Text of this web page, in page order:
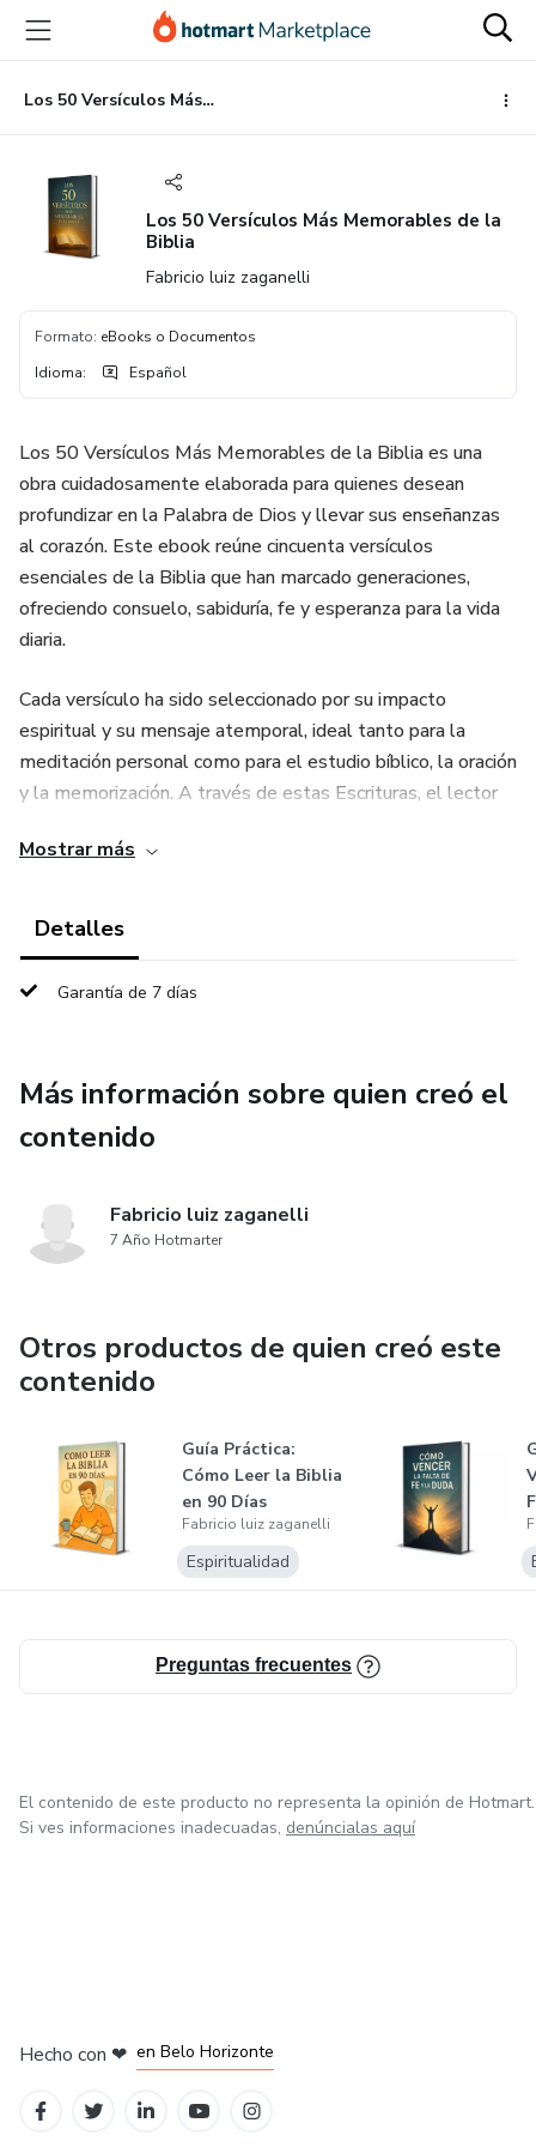
principal
página
de
página
Los 50 Versículos Más Memorables de la Biblia
Los 50 Versículos Más Memorables de la
Biblia
Fabricio luiz zaganelli
Formato: eBooks o Documentos
Idioma: Español
Los 50 Versículos Más Memorables de la Biblia es una
obra cuidadosamente elaborada para quienes desean
profundizar en la Palabra de Dios y llevar sus enseñanzas
al corazón. Este ebook reúne cincuenta versículos
esenciales de la Biblia que han marcado generaciones,
ofreciendo consuelo, sabiduría, fe y esperanza para la vida
diaria.
Cada versículo ha sido seleccionado por su impacto
espiritual y su mensaje atemporal, ideal tanto para la
meditación personal como para el estudio bíblico, la oración
y la memorización. A través de estas Escrituras, el lector
relación con Dios y renovar su confianza en Sus promesas.
Este libro es perfecto para creyentes de todos los niveles,
su caminar espiritual con pasajes profundamente
Mostrar más
Detalles
Garantía de 7 días
Más información sobre quien creó el
contenido
Fabricio luiz zaganelli
7 Año Hotmarter
Otros productos de quien creó este
contenido
Guía Práctica:
Cómo Leer la Biblia
en 90 Días
Fabricio luiz zaganelli
Espiritualidad
Preguntas frecuentes
El contenido de este producto no representa la opinión de Hotmart.
Si ves informaciones inadecuadas, denúncialas aquí
Hecho con ❤ en Belo Horizonte